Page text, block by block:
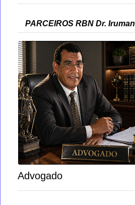
PARCEIROS RBN Dr. Iruman
Advogado